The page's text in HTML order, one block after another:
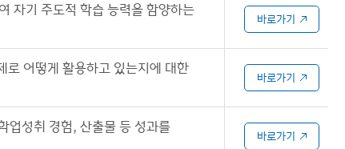
자기 주도적 학습 능력을 함양하는
바로가기
어떻게 활용하고 있는지에 대한
바로가기
업성취 경험, 산출물 등 성과를
바로가기